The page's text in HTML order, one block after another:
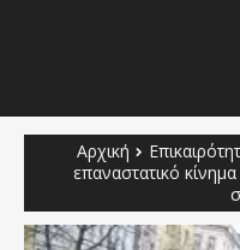
Αρχική
επαναστατικό